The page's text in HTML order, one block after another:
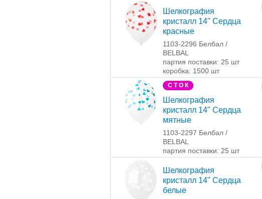
Шелкография
кристалл 14" Сердца
красные
1103-2296 Белбал /
BELBAL
партия поставки: 25 шт
коробка: 1500 шт
С Т О К
Шелкография
кристалл 14" Сердца
мятные
1103-2297 Белбал /
BELBAL
партия поставки: 25 шт
Шелкография
кристалл 14" Сердца
белые